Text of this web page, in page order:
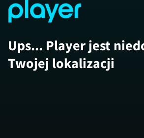
Ups... Player jest
Twojej lokalizacji